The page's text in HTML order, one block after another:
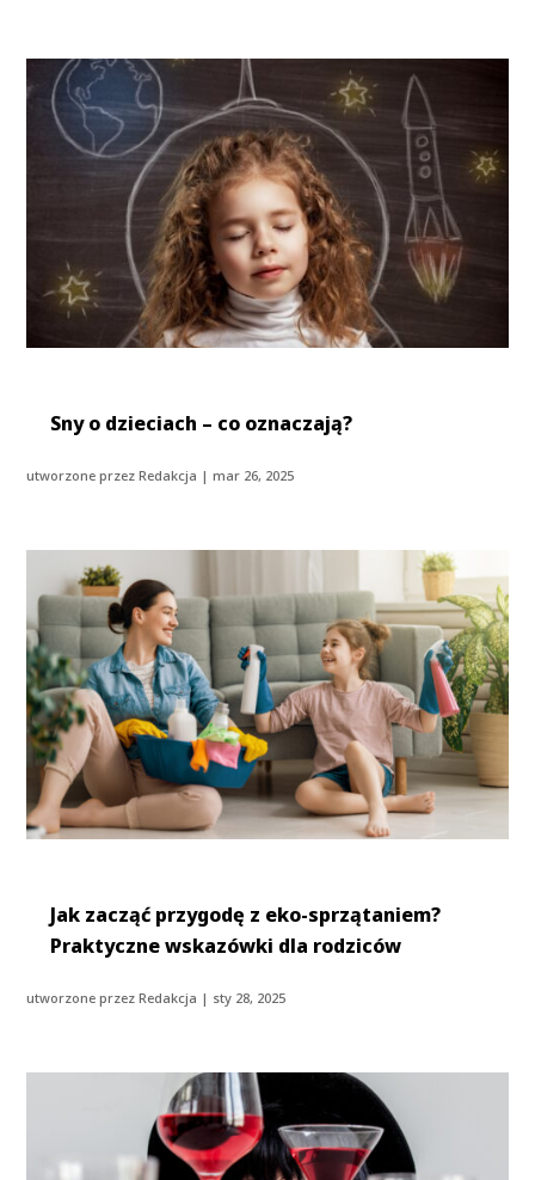
Sny o dzieciach – co oznaczają?
utworzone przezRedakcja |mar 26, 2025
Jak zacząć przygodę z eko-sprzątaniem?
Praktyczne wskazówki dla rodziców
utworzone przezRedakcja | sty 28, 2025